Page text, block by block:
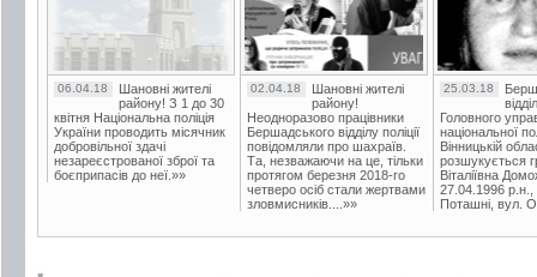
06.04.18
Шановні жителі
району! З 1 до 30
квітня Національна поліція
України проводить місячник
добровільної здачі
незареєстрованої зброї та
боєприпасів до неї.»»
02.04.18
Шановні жителі
району!
Неодноразово працівники
Бершадського відділу поліції
повідомляли про шахраїв.
Та, незважаючи на це, тільки
протягом березня 2018-го
четверо осіб стали жертвами
зловмисників....»»
25.03.18
Головного
національної
Вінницькій
розшукується
Віталіївна
27.04.1996 р.н.,
Поташні, вул.